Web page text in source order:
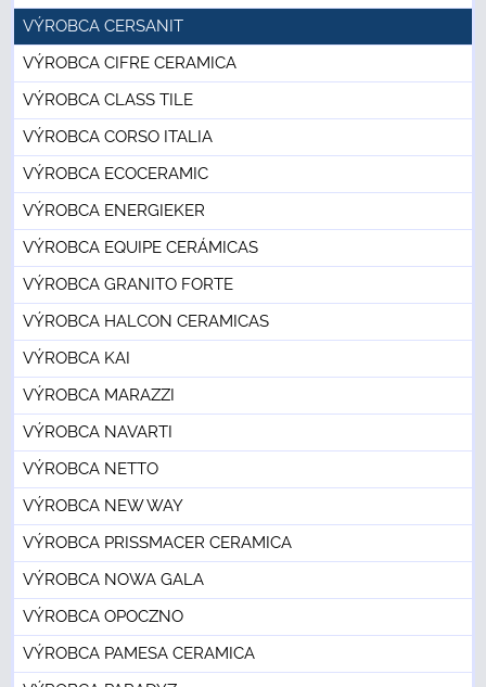
VÝROBCA CERSANIT
VÝROBCA CIFRE CERAMICA
VÝROBCA CLASS TILE
VÝROBCA CORSO ITALIA
VÝROBCA ECOCERAMIC
VÝROBCA ENERGIEKER
VÝROBCA EQUIPE CERÁMICAS
VÝROBCA GRANITO FORTE
VÝROBCA HALCON CERAMICAS
VÝROBCA KAI
VÝROBCA MARAZZI
VÝROBCA NAVARTI
VÝROBCA NETTO
VÝROBCA NEW WAY
VÝROBCA PRISSMACER CERAMICA
VÝROBCA NOWA GALA
VÝROBCA OPOCZNO
VÝROBCA PAMESA CERAMICA